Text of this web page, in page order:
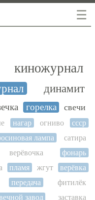
☰
киножурнал
динамит
горелка
свечи
нагар огниво
ссср
лампа
сатира
верёвочка
фонарь
пламя жгут
верёвка
передача
фитилёк
завод
заставка